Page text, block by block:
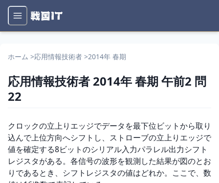
ホーム >応用情報技術者 >2014年 春期
応用情報技術者 2014年 春期午前2 問
22
問題文
クロックの立上りエッジでデータを最下位ビットから取り
込んで上位方向へシフトし、ストローブの立上りエッジで
値を確定する8ビットのシリアル入力パラレル出力シフト
レジスタがある。各信号の波形を観測した結果が図のとお
りであるとき、シフトレジスタの値はどれか。ここで、数